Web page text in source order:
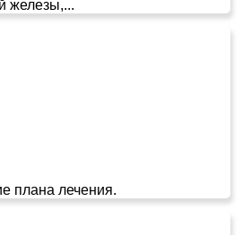
железы,...
плана лечения.